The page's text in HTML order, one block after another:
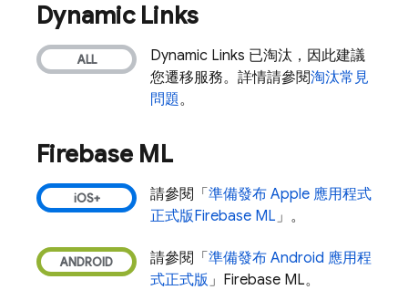
Dynamic Links
Dynamic Links 已淘汰，因此建議
您遷移服務。詳情請參閱淘汰常見
問題。
Firebase ML
請參閱「 準備發布 Apple 應用程式
正式版Firebase ML」。
請參閱「 準備發布 Android 應用程
式正式版」 Firebase ML。